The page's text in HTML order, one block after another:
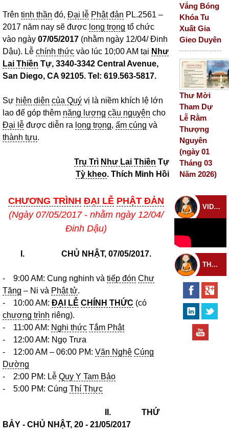
Trên tinh thần đó, Đại lễ Phật đản PL.2561 –
2017 năm nay sẽ được long trọng tổ chức
vào ngày 07/05/2017 (nhằm ngày 12/04/ Đinh
Dậu). Lễ chính thức vào lúc 10;00 AM tại Như
Lai Thiền Tự, 3340-3342 Central Avenue,
San Diego, CA 92105. Tel: 619.563-5817.
Sự hiện diện của Quý vị là niềm khích lệ lớn
lao để góp thêm năng lượng cầu nguyện cho
Đại lễ được diễn ra long trọng, ấm cúng và
thành tựu.
Trụ Trì Như Lai Thiền Tự
Tỳ kheo. Thích Minh Hồi
CHƯƠNG TRÌNH ĐẠI LỄ PHẬT ĐẢN
(Ngày 07/05/2017 - nhằm ngày 12/04/
Đinh Dậu)
I. CHỦ NHẬT, 07/05/2017.
- 9:00 AM: Cung nghinh và tiếp đón Chư
Tăng – Ni và Phật tử.
- 10:00 AM: ĐẠI LỄ CHÍNH THỨC (có
chương trình riêng).
- 11:00 AM: Nghi thức Tắm Phật
- 12:00 AM: Ngọ Trưa
- 12:00 AM – 06:00 PM: Văn Nghệ Cúng
Dường
- 2:00 PM: Lễ Quy Y Tam Bảo
- 5:00 PM: Cúng Thí Thực
II. THỨ
BẢY - CHỦ NHẬT, 20 - 21/05/2017
Vắng Bóng
Khóa Tu
Xuất Gia
Gieo Duyên
Thư Mời
Tham Dự
Lễ Rằm
Thượng
Nguyên
(ngày 01
Tháng 03
Năm 2026)
VIDEO CHÙA
THEO DÕI THIỀN TỰ